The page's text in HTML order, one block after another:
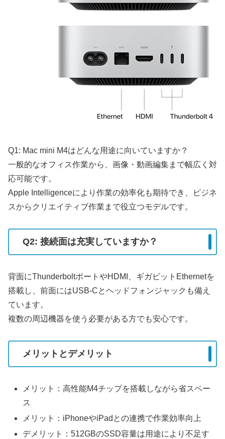
Q1: Mac mini M4はどんな用途に向いていますか？
一般的なオフィス作業から、画像・動画編集まで幅広く対
応可能です。
Apple Intelligenceにより作業の効率化も期待でき、ビジネ
スからクリエイティブ作業まで役立つモデルです。
Q2: 接続面は充実していますか？
背面にThunderboltポートやHDMI、ギガビットEthernetを
搭載し、前面にはUSB-Cとヘッドフォンジャックも備え
ています。
複数の周辺機器を使う必要がある方でも安心です。
メリットとデメリット
メリット：高性能M4チップを搭載しながら省スペー
ス
メリット：iPhoneやiPadとの連携で作業効率向上
デメリット：512GBのSSD容量は用途により不足す